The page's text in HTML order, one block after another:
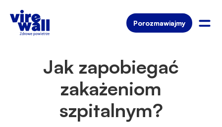
Porozmawiajmy
Porozmawiajmy
Jak zapobiegać
zakażeniom
szpitalnym?